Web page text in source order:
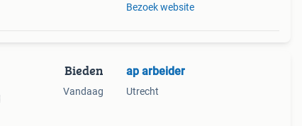
Bezoek website
Bieden
Vandaag
ap arbeider
Utrecht